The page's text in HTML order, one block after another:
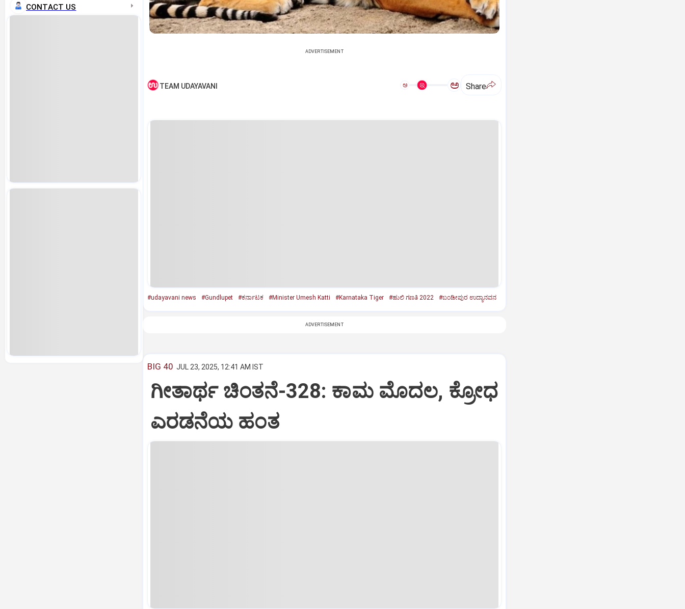
CONTACT US
ADVERTISEMENT
TEAM UDAYAVANI ಅ ಅ Share
#udayavani news #Gundlupet #ಕರ್ನಾಟಕ #Minister Umesh Katti #Karnataka Tiger #ಹುಲಿ ಗಣತಿ 2022 #ಬಂಡೀಪುರ ಉದ್ಯಾನವನ
ADVERTISEMENT
BIG 40 JUL 23, 2025, 12:41 AM IST
ಗೀತಾರ್ಥ ಚಿಂತನೆ-328: ಕಾಮ ಮೊದಲ, ಕ್ರೋಧ
ಎರಡನೆಯ ಹಂತ